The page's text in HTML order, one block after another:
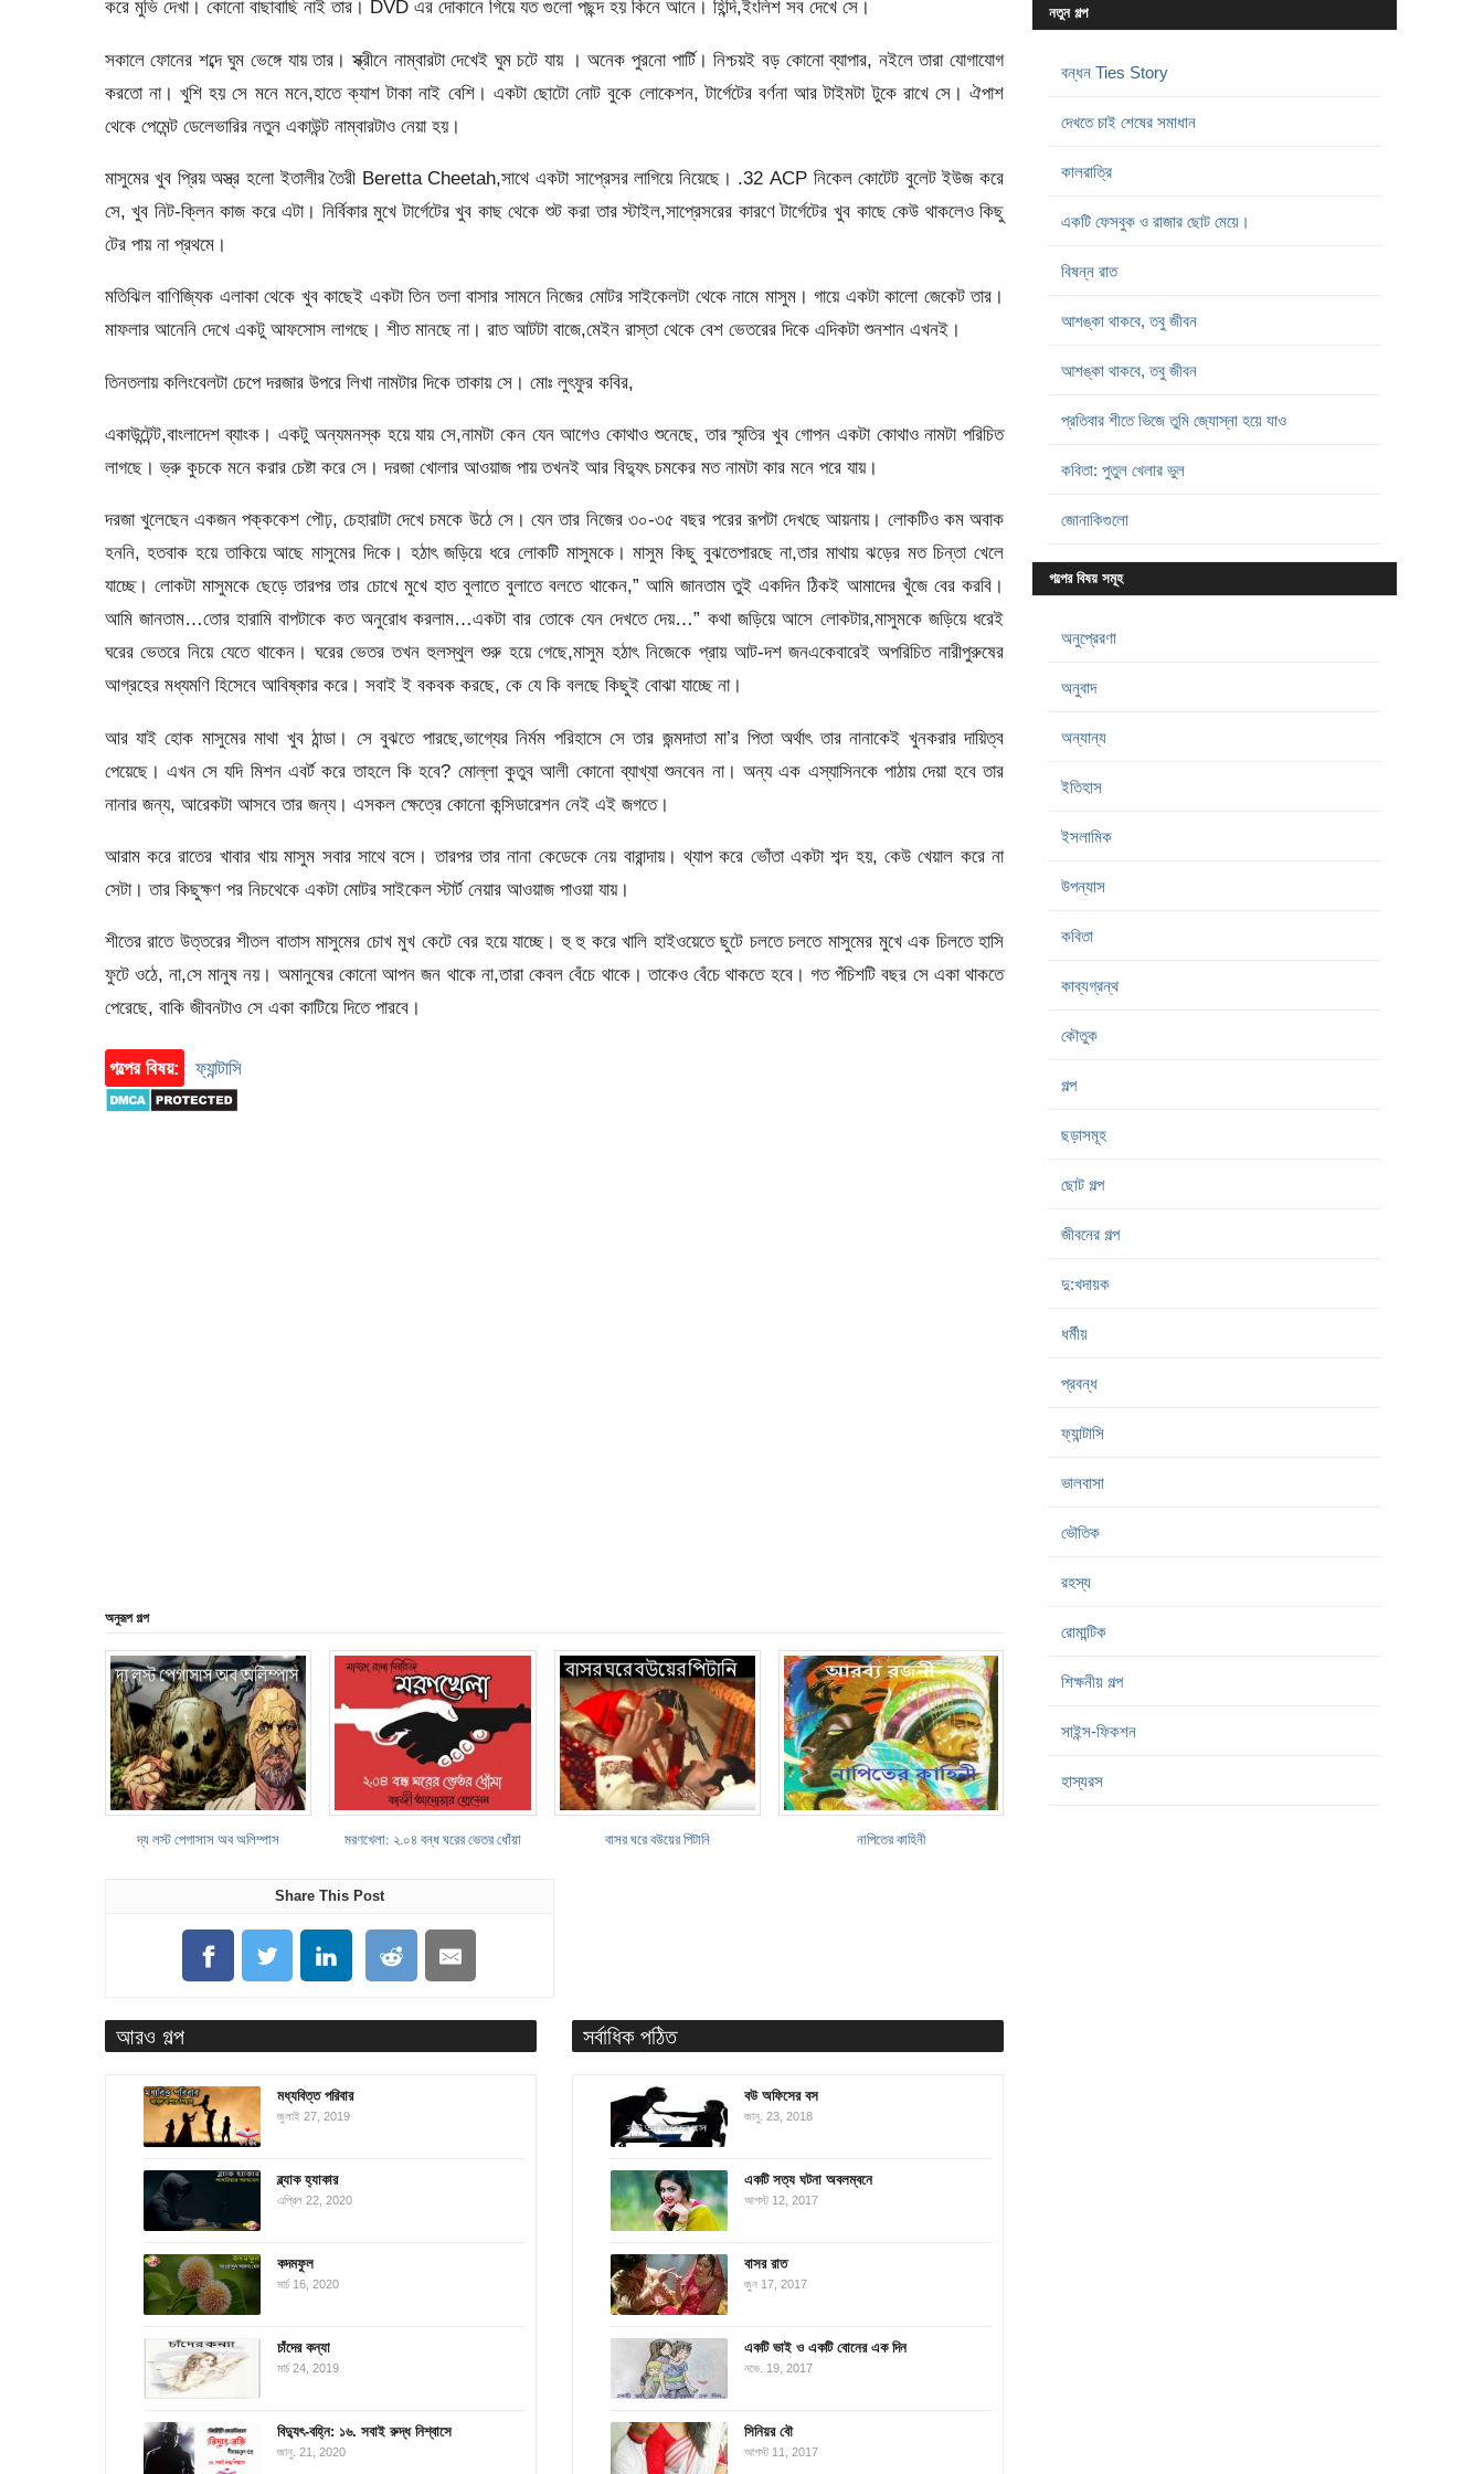
করে মুভি দেখা। কোনো বাছাবাছি নাই তার। DVD এর দোকানে গিয়ে যত গুলো পছন্দ হয় কিনে আনে। হিন্দি,ইংলিশ সব দেখে সে।
সকালে ফোনের শব্দে ঘুম ভেঙ্গে যায় তার। স্ক্রীনে নাম্বারটা দেখেই ঘুম চটে যায় । অনেক পুরনো পার্টি। নিশ্চয়ই বড় কোনো ব্যাপার, নইলে তারা যোগাযোগ
করতো না। খুশি হয় সে মনে মনে,হাতে ক্যাশ টাকা নাই বেশি। একটা ছোটো নোট বুকে লোকেশন, টার্গেটের বর্ণনা আর টাইমটা টুকে রাখে সে। ঐপাশ
থেকে পেমেন্ট ডেলেভারির নতুন একাউন্ট নাম্বারটাও নেয়া হয়।
মাসুমের খুব প্রিয় অস্ত্র হলো ইতালীর তৈরী Beretta Cheetah,সাথে একটা সাপ্রেসর লাগিয়ে নিয়েছে। .32 ACP নিকেল কোটেট বুলেট ইউজ করে
সে, খুব নিট-ক্লিন কাজ করে এটা। নির্বিকার মুখে টার্গেটের খুব কাছ থেকে শুট করা তার স্টাইল,সাপ্রেসরের কারণে টার্গেটের খুব কাছে কেউ থাকলেও কিছু
টের পায় না প্রথমে।
মতিঝিল বাণিজ্যিক এলাকা থেকে খুব কাছেই একটা তিন তলা বাসার সামনে নিজের মোটর সাইকেলটা থেকে নামে মাসুম। গায়ে একটা কালো জেকেট তার।
মাফলার আনেনি দেখে একটু আফসোস লাগছে। শীত মানছে না। রাত আটটা বাজে,মেইন রাস্তা থেকে বেশ ভেতরের দিকে এদিকটা শুনশান এখনই।
তিনতলায় কলিংবেলটা চেপে দরজার উপরে লিখা নামটার দিকে তাকায় সে। মোঃ লুৎফুর কবির,
একাউন্টেন্ট,বাংলাদেশ ব্যাংক। একটু অন্যমনস্ক হয়ে যায় সে,নামটা কেন যেন আগেও কোথাও শুনেছে, তার স্মৃতির খুব গোপন একটা কোথাও নামটা পরিচিত
লাগছে। ভ্রু কুচকে মনে করার চেষ্টা করে সে। দরজা খোলার আওয়াজ পায় তখনই আর বিদ্যুৎ চমকের মত নামটা কার মনে পরে যায়।
দরজা খুলেছেন একজন পক্ককেশ পৌঢ়, চেহারাটা দেখে চমকে উঠে সে। যেন তার নিজের ৩০-৩৫ বছর পরের রূপটা দেখছে আয়নায়। লোকটিও কম অবাক
হননি, হতবাক হয়ে তাকিয়ে আছে মাসুমের দিকে। হঠাৎ জড়িয়ে ধরে লোকটি মাসুমকে। মাসুম কিছু বুঝতেপারছে না,তার মাথায় ঝড়ের মত চিন্তা খেলে
যাচ্ছে। লোকটা মাসুমকে ছেড়ে তারপর তার চোখে মুখে হাত বুলাতে বুলাতে বলতে থাকেন,” আমি জানতাম তুই একদিন ঠিকই আমাদের খুঁজে বের করবি।
আমি জানতাম…তোর হারামি বাপটাকে কত অনুরোধ করলাম…একটা বার তোকে যেন দেখতে দেয়…” কথা জড়িয়ে আসে লোকটার,মাসুমকে জড়িয়ে ধরেই
ঘরের ভেতরে নিয়ে যেতে থাকেন। ঘরের ভেতর তখন হুলস্থুল শুরু হয়ে গেছে,মাসুম হঠাৎ নিজেকে প্রায় আট-দশ জনএকেবারেই অপরিচিত নারীপুরুষের
আগ্রহের মধ্যমণি হিসেবে আবিষ্কার করে। সবাই ই বকবক করছে, কে যে কি বলছে কিছুই বোঝা যাচ্ছে না।
আর যাই হোক মাসুমের মাথা খুব ঠান্ডা। সে বুঝতে পারছে,ভাগ্যের নির্মম পরিহাসে সে তার জন্মদাতা মা’র পিতা অর্থাৎ তার নানাকেই খুনকরার দায়িত্ব
পেয়েছে। এখন সে যদি মিশন এবর্ট করে তাহলে কি হবে? মোল্লা কুতুব আলী কোনো ব্যাখ্যা শুনবেন না। অন্য এক এস্যাসিনকে পাঠায় দেয়া হবে তার
নানার জন্য, আরেকটা আসবে তার জন্য। এসকল ক্ষেত্রে কোনো কন্সিডারেশন নেই এই জগতে।
আরাম করে রাতের খাবার খায় মাসুম সবার সাথে বসে। তারপর তার নানা কেডেকে নেয় বারান্দায়। থ্যাপ করে ভোঁতা একটা শব্দ হয়, কেউ খেয়াল করে না
সেটা। তার কিছুক্ষণ পর নিচথেকে একটা মোটর সাইকেল স্টার্ট নেয়ার আওয়াজ পাওয়া যায়।
শীতের রাতে উত্তরের শীতল বাতাস মাসুমের চোখ মুখ কেটে বের হয়ে যাচ্ছে। হু হু করে খালি হাইওয়েতে ছুটে চলতে চলতে মাসুমের মুখে এক চিলতে হাসি
ফুটে ওঠে, না,সে মানুষ নয়। অমানুষের কোনো আপন জন থাকে না,তারা কেবল বেঁচে থাকে। তাকেও বেঁচে থাকতে হবে। গত পঁচিশটি বছর সে একা থাকতে
পেরেছে, বাকি জীবনটাও সে একা কাটিয়ে দিতে পারবে।
গল্পের বিষয়: ফ্যান্টাসি
অনুরূপ গল্প
দ্য লস্ট পেগাসাস অব অলিম্পাস মরণখেলা: ২.০৪ বন্ধ ঘরের ভেতর ধোঁয়া বাসর ঘরে বউয়ের পিটানি নাপিতের কাহিনী
Share This Post
আরও গল্প
মধ্যবিত্ত পরিবার
জুলাই 27, 2019
ব্ল্যাক হ্যাকার
এপ্রিল 22, 2020
কদমফুল
মার্চ 16, 2020
চাঁদের কন্যা
মার্চ 24, 2019
বিদ্যুৎ-বহ্নি: ১৬. সবাই রুদ্ধ নিশ্বাসে
জানু. 21, 2020
সর্বাধিক পঠিত
বউ অফিসের বস
জানু. 23, 2018
একটি সত্য ঘটনা অবলম্বনে
আগস্ট 12, 2017
বাসর রাত
জুন 17, 2017
একটি ভাই ও একটি বোনের এক দিন
নভে. 19, 2017
সিনিয়র বৌ
আগস্ট 11, 2017
নতুন গল্প
বন্ধন Ties Story
দেখতে চাই শেষের সমাধান
কালরাত্রি
একটি ফেসবুক ও রাজার ছোট মেয়ে।
বিষন্ন রাত
আশঙ্কা থাকবে, তবু জীবন
আশঙ্কা থাকবে, তবু জীবন
প্রতিবার শীতে ভিজে তুমি জ্যোস্না হয়ে যাও
কবিতা: পুতুল খেলার ভুল
জোনাকিগুলো
গল্পের বিষয় সমূহ
অনুপ্রেরণা
অনুবাদ
অন্যান্য
ইতিহাস
ইসলামিক
উপন্যাস
কবিতা
কাব্যগ্রন্থ
কৌতুক
গল্প
ছড়াসমূহ
ছোট গল্প
জীবনের গল্প
দু:খদায়ক
ধর্মীয়
প্রবন্ধ
ফ্যান্টাসি
ভালবাসা
ভৌতিক
রহস্য
রোমান্টিক
শিক্ষনীয় গল্প
সাইন্স-ফিকশন
হাস্যরস